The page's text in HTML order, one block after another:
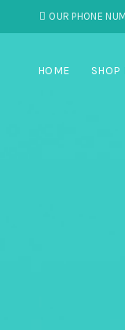
OUR PHONE
HOME SHOP